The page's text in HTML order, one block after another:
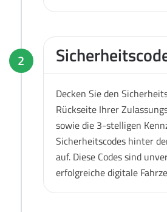
2
Decken Sie den
Rückseite Ihrer
sowie die 3-stelligen
Sicherheitscodes hinter
auf. Diese Codes sind
erfolgreiche digitale